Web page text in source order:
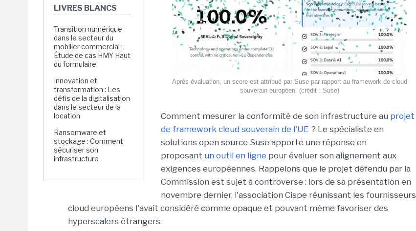
LIVRES BLANCS
Transition numérique
dans le secteur du
mobilier commercial :
Étude de cas HMY Haut
du formulaire
Innovation et
transformation : Les
défis de la digitalisation
dans le secteur de la
location
Ransomware et
stockage : Comment
sécuriser son
infrastructure
Après évaluation, un score est attribué par Suse par rapport au framework de cloud
souverain européen. (crédit : Suse)
Comment mesurer la conformité de son infrastructure au projet
de framework cloud souverain de l'UE ? Le spécialiste en
solutions open source Suse apporte une réponse en
proposant un outil en ligne pour évaluer son alignement aux
exigences européennes. Rappelons que le projet défendu par la
Commission est sujet à controverse : lors de sa présentation en
novembre dernier, l'association Cispe réunissant les fournisseurs
cloud européens l'avait considéré comme opaque et pouvant même favoriser des
hyperscalers étrangers.